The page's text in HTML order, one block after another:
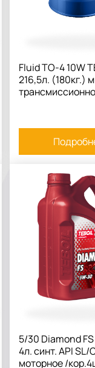
Fluid TO-4 10W
216,5л. (180кг.)
5/30 Diamond FS
4л. синт. API SL/
моторное /